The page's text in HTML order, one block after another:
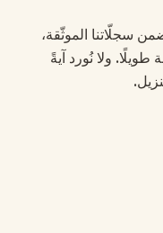
سجلّاتنا الموثّقة،
ولا نُورد آيةً